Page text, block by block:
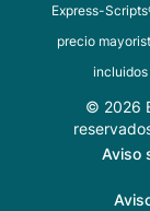
Express-
precio
incluidos
© 2026
Aviso